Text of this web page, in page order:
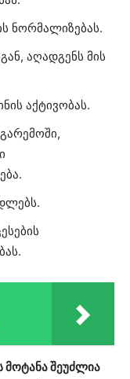
ნორმალიზებას.
აღადგენს მის
აქტივობას.
შეუძლია